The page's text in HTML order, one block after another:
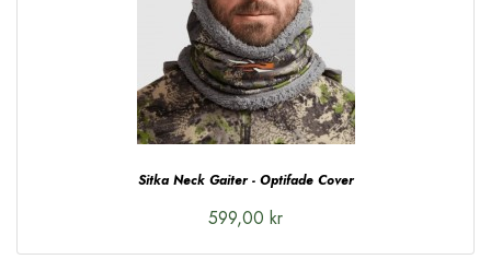
Sitka Neck Gaiter - Optifade Cover
599,00 kr